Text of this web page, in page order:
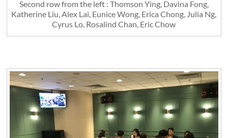
Second row from the left : Thomson Ying, Davina Fong,
Katherine Liu, Alex Lai, Eunice Wong, Erica Chong, Julia Ng,
Cyrus Lo, Rosalind Chan, Eric Chow